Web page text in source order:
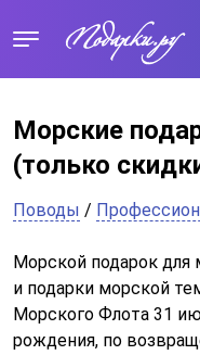
Морские
(только
Поводы /
Морской подарок
и подарки морской
Морского Флота 31
рождения, по